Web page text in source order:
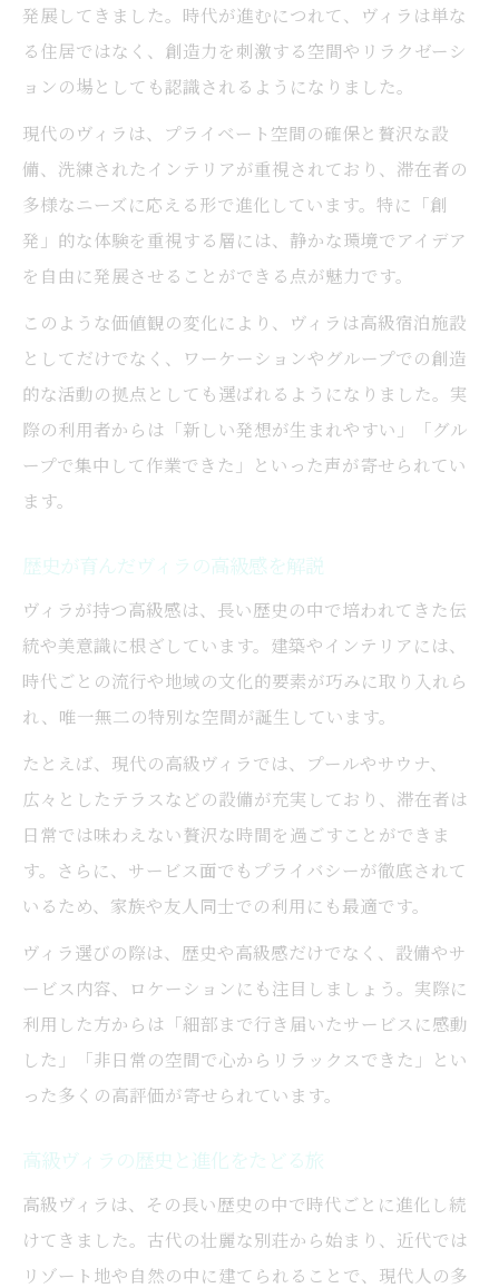
発展してきました。時代が進むにつれて、ヴィラは単な
る住居ではなく、創造力を刺激する空間やリラクゼーシ
ョンの場としても認識されるようになりました。
現代のヴィラは、プライベート空間の確保と贅沢な設
備、洗練されたインテリアが重視されており、滞在者の
多様なニーズに応える形で進化しています。特に「創
発」的な体験を重視する層には、静かな環境でアイデア
を自由に発展させることができる点が魅力です。
このような価値観の変化により、ヴィラは高級宿泊施設
としてだけでなく、ワーケーションやグループでの創造
的な活動の拠点としても選ばれるようになりました。実
際の利用者からは「新しい発想が生まれやすい」「グル
ープで集中して作業できた」といった声が寄せられてい
ます。
歴史が育んだヴィラの高級感を解説
ヴィラが持つ高級感は、長い歴史の中で培われてきた伝
統や美意識に根ざしています。建築やインテリアには、
時代ごとの流行や地域の文化的要素が巧みに取り入れら
れ、唯一無二の特別な空間が誕生しています。
たとえば、現代の高級ヴィラでは、プールやサウナ、
広々としたテラスなどの設備が充実しており、滞在者は
日常では味わえない贅沢な時間を過ごすことができま
す。さらに、サービス面でもプライバシーが徹底されて
いるため、家族や友人同士での利用にも最適です。
ヴィラ選びの際は、歴史や高級感だけでなく、設備やサ
ービス内容、ロケーションにも注目しましょう。実際に
利用した方からは「細部まで行き届いたサービスに感動
した」「非日常の空間で心からリラックスできた」とい
った多くの高評価が寄せられています。
高級ヴィラの歴史と進化をたどる旅
高級ヴィラは、その長い歴史の中で時代ごとに進化し続
けてきました。古代の壮麗な別荘から始まり、近代では
リゾート地や自然の中に建てられることで、現代人の多